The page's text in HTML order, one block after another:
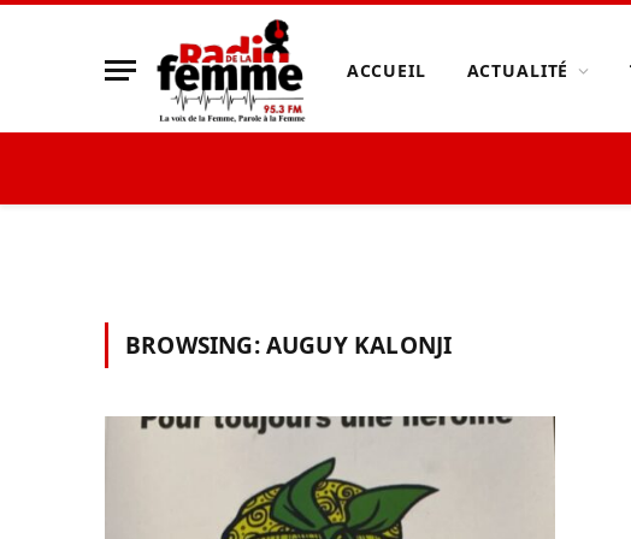
ACCUEIL ACTUALITÉ
BROWSING:AUGUY KALONJI